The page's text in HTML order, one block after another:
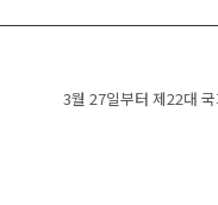
3월 27일부터 제22대